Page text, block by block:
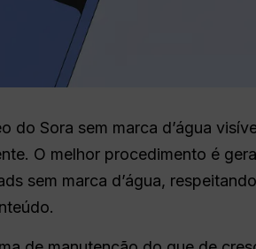
do Sora sem marca d’água
O melhor procedimento é
sem marca d’água,